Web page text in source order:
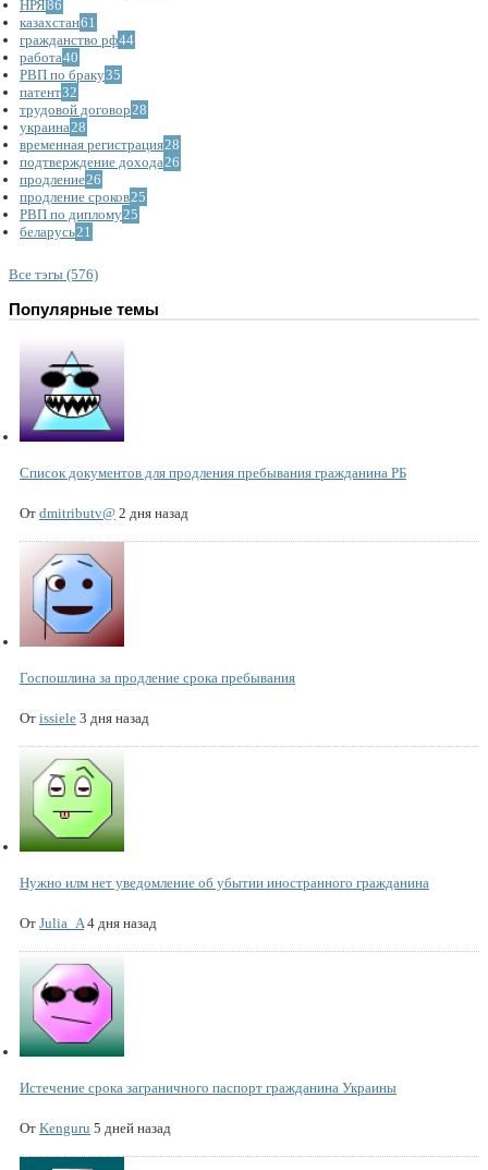
НРЯ86
казахстан61
гражданство рф44
работа40
РВП по браку35
патент32
трудовой договор 28
украина 28
временная регистрация28
подтверждение дохода 26
продление26
продление сроков25
РВП по диплому25
беларусь21
Все тэгы (576)
Популярные темы
Список документов для продления пребывания гражданина РБ
От dmitributv@ 2 дня назад
Госпошлина за продление срока пребывания
От issiele 3 дня назад
Нужно илм нет уведомление об убытии иностранного гражданина
От Julia_A 4 дня назад
Истечение срока заграничного паспорт гражданина Украины
От Kenguru 5 дней назад